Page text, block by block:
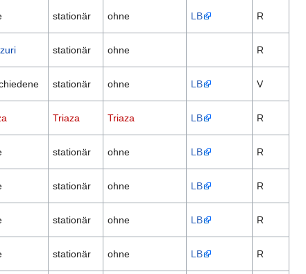
stationär ohne LB R
stationär ohne R
stationär ohne LB V
Triaza Triaza LB R
stationär ohne LB R
stationär ohne LB R
stationär ohne LB R
stationär ohne LB R